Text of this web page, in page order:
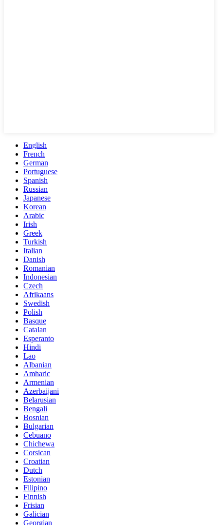
English
French
German
Portuguese
Spanish
Russian
Japanese
Korean
Arabic
Irish
Greek
Turkish
Italian
Danish
Romanian
Indonesian
Czech
Afrikaans
Swedish
Polish
Basque
Catalan
Esperanto
Hindi
Lao
Albanian
Amharic
Armenian
Azerbaijani
Belarusian
Bengali
Bosnian
Bulgarian
Cebuano
Chichewa
Corsican
Croatian
Dutch
Estonian
Filipino
Finnish
Frisian
Galician
Georgian